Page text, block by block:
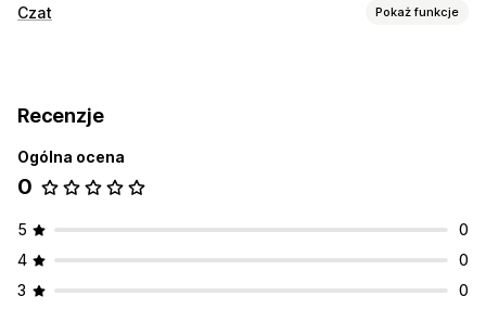
Czat Pokaż funkcje
Dostosowanie
Przyciski czatu
Recenzje
Ogólna ocena
0
5
0
4
0
3
0